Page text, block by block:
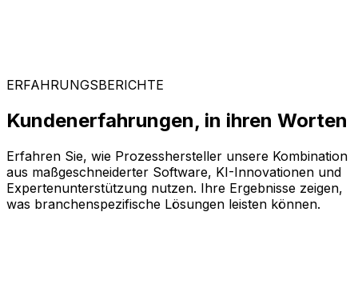
ERFAHRUNGSBERICHTE
Kundenerfahrungen, in ihren Worten
Erfahren Sie, wie Prozesshersteller unsere Kombination
aus maßgeschneiderter Software, KI-Innovationen und
Expertenunterstützung nutzen. Ihre Ergebnisse zeigen,
was branchenspezifische Lösungen leisten können.